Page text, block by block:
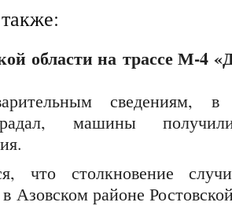
области на трассе М-4
сведениям, в
машины
что столкновение
Азовском районе